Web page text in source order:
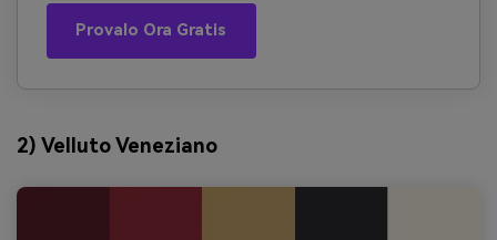
Provalo Ora Gratis
2) Velluto Veneziano